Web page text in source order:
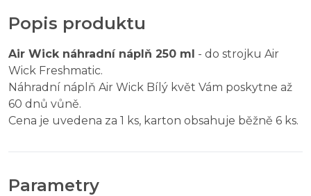
Popis produktu
Air Wick náhradní náplň 250 ml - do strojku Air
Wick Freshmatic.
Náhradní náplň Air Wick Bílý květ Vám poskytne až
60 dnů vůně.
Cena je uvedena za 1 ks, karton obsahuje běžně 6 ks.
Parametry